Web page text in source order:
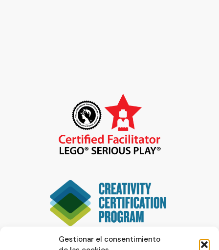
Gestionar el consentimiento